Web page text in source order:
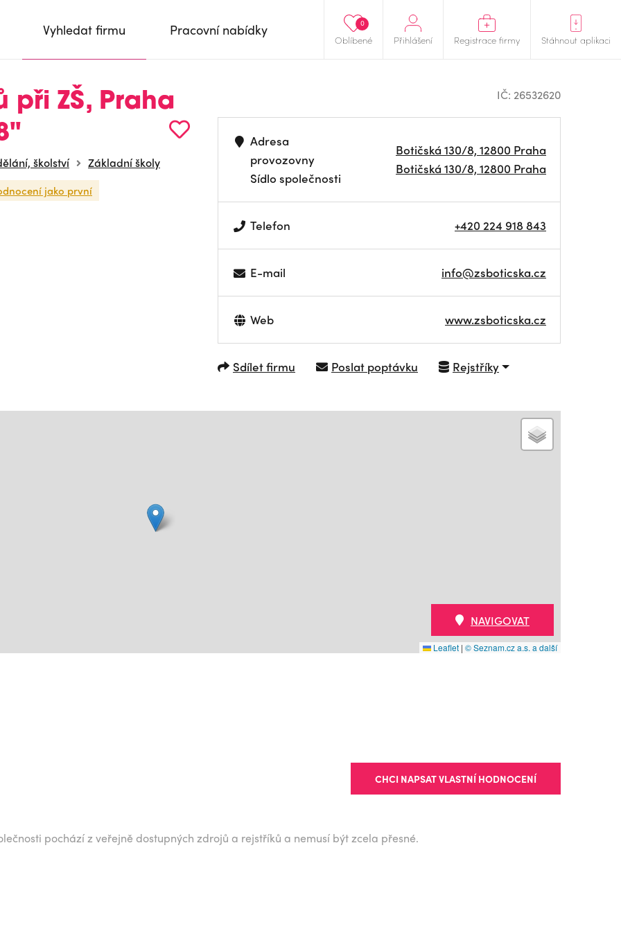
Oblíbené
0
Přihlášení Registrace firmy Stáhnout aplikaci
Vyhledat firmu Pracovní nabídky
při ZŠ, Praha
školství Základní školy
jako první
IČ: 26532620
Adresa
provozovny
Sídlo společnosti
Botičská 130/8, 12800 Praha
Botičská 130/8, 12800 Praha
Telefon +420 224 918 843
E-mail info@zsboticska.cz
Web www.zsboticska.cz
Sdílet firmu Poslat poptávku Rejstříky
Leaflet | © Seznam.cz a.s. a další
NAVIGOVAT
CHCI NAPSAT VLASTNÍ HODNOCENÍ
pochází z veřejně dostupných zdrojů a rejstříků a nemusí být zcela přesné.